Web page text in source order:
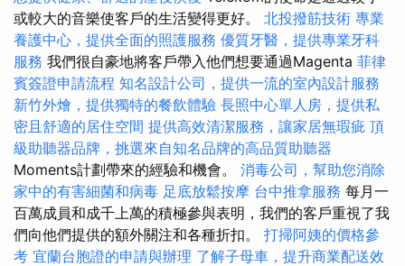
或較大的音樂使客戶的生活變得更好。 北投撥筋技術 專業
養護中心，提供全面的照護服務 優質牙醫，提供專業牙科
服務 我們很自豪地將客戶帶入他們想要通過Magenta 菲律
賓簽證申請流程 知名設計公司，提供一流的室內設計服務
新竹外燴，提供獨特的餐飲體驗 長照中心單人房，提供私
密且舒適的居住空間 提供高效清潔服務，讓家居無瑕疵 頂
級助聽器品牌，挑選來自知名品牌的高品質助聽器
Moments計劃帶來的經驗和機會。 消毒公司，幫助您消除
家中的有害細菌和病毒 足底放鬆按摩 台中推拿服務 每月一
百萬成員和成千上萬的積極參與表明，我們的客戶重視了我
們向他們提供的額外關注和各種折扣。 打掃阿姨的價格參
考 宜蘭台胞證的申請與辦理 了解子母車，提升商業配送效